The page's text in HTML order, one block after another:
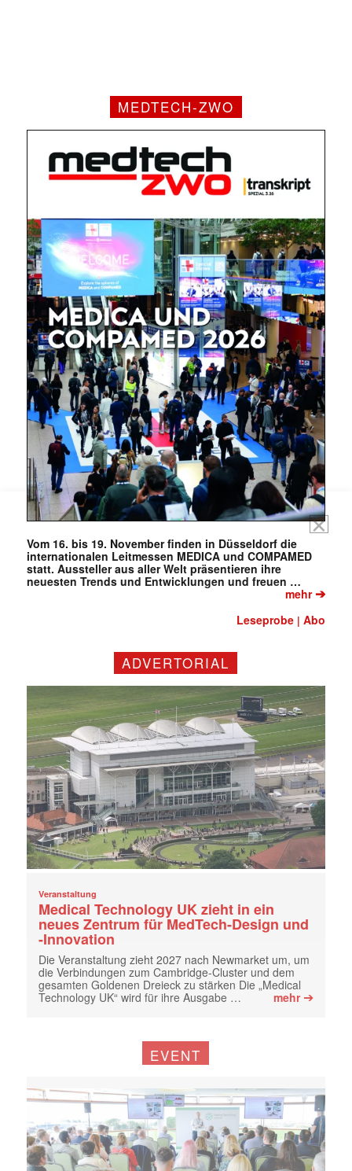
Mit dem |transkript-Newsletter
jede Woche aktuell informiert.
E-
Mail
(erforderlich)
MEDTECH-ZWO
Vom 16. bis 19. November finden in Düsseldorf die
internationalen Leitmessen MEDICA und COMPAMED
statt. Aussteller aus aller Welt präsentieren ihre
neuesten Trends und Entwicklungen und freuen …
mehr➔
Leseprobe |Abo
ADVERTORIAL
Veranstaltung
Medical Technology UK zieht in ein
neues Zentrum für MedTech-Design und
-Innovation
Die Veranstaltung zieht 2027 nach Newmarket um, um
die Verbindungen zum Cambridge-Cluster und dem
gesamten Goldenen Dreieck zu stärken Die „Medical
Technology UK“ wird für ihre Ausgabe …
mehr➔
EVENT